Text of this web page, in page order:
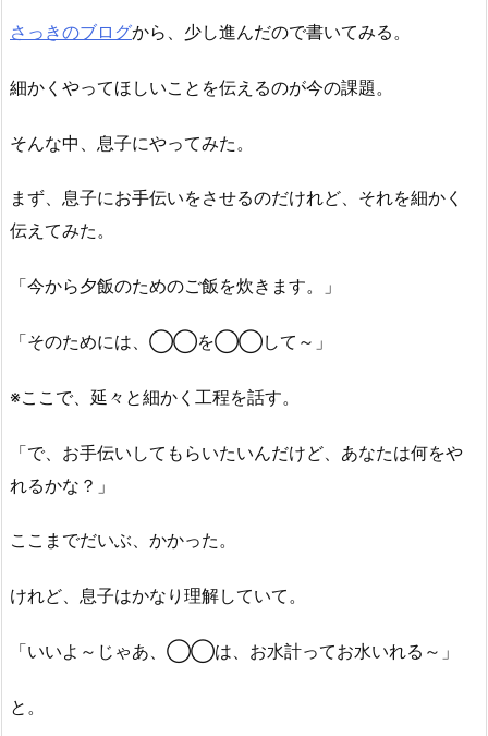
さっきのブログから、少し進んだので書いてみる。
細かくやってほしいことを伝えるのが今の課題。
そんな中、息子にやってみた。
まず、息子にお手伝いをさせるのだけれど、それを細かく
伝えてみた。
「今から夕飯のためのご飯を炊きます。」
「そのためには、◯◯を◯◯して～」
※ここで、延々と細かく工程を話す。
「で、お手伝いしてもらいたいんだけど、あなたは何をや
れるかな？」
ここまでだいぶ、かかった。
けれど、息子はかなり理解していて。
「いいよ～じゃあ、◯◯は、お水計ってお水いれる～」
と。